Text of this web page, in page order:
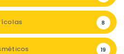
8
19